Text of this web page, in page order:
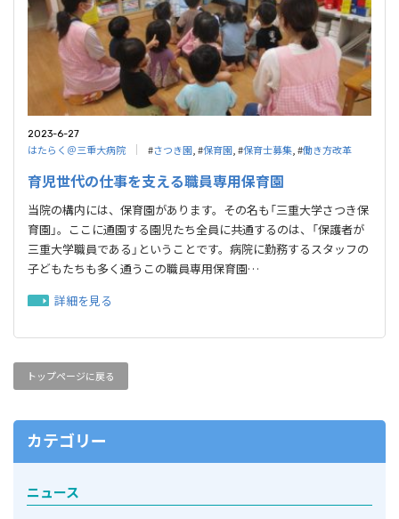
2023-6-27
はたらく＠三重大病院 #さつき園 , #保育園 , #保育士募集 , #働き方改革
育児世代の仕事を支える職員専用保育園
当院の構内には、保育園があります。その名も「三重大学さつき保
育園」。ここに通園する園児たち全員に共通するのは、「保護者が
三重大学職員である」ということです。病院に勤務するスタッフの
子どもたちも多く通うこの職員専用保育園…
詳細を見る
トップページに戻る
カテゴリー
ニュース